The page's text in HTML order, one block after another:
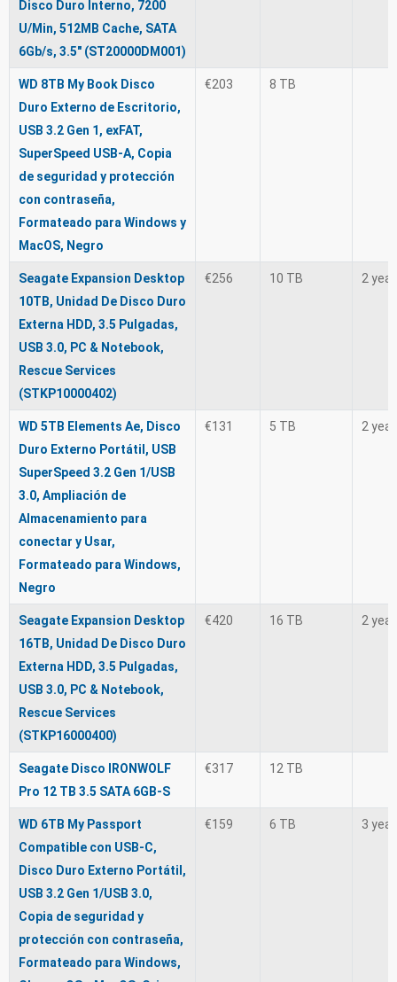
Disco Duro Interno, 7200
U/Min, 512MB Cache, SATA
6Gb/s, 3.5" (ST20000DM001)
WD 8TB My Book Disco
Duro Externo de Escritorio,
USB 3.2 Gen 1, exFAT,
SuperSpeed USB-A, Copia
de seguridad y protección
con contraseña,
Formateado para Windows y
MacOS, Negro
€203 8 TB
Seagate Expansion Desktop
10TB, Unidad De Disco Duro
Externa HDD, 3.5 Pulgadas,
USB 3.0, PC & Notebook,
Rescue Services
(STKP10000402)
€256 10 TB 2
WD 5TB Elements Ae, Disco
Duro Externo Portátil, USB
SuperSpeed 3.2 Gen 1/USB
3.0, Ampliación de
Almacenamiento para
conectar y Usar,
Formateado para Windows,
Negro
€131 5 TB 2
Seagate Expansion Desktop
16TB, Unidad De Disco Duro
Externa HDD, 3.5 Pulgadas,
USB 3.0, PC & Notebook,
Rescue Services
(STKP16000400)
€420 16 TB 2
Seagate Disco IRONWOLF
Pro 12 TB 3.5 SATA 6GB-S
€317 12 TB
WD 6TB My Passport
Compatible con USB-C,
Disco Duro Externo Portátil,
USB 3.2 Gen 1/USB 3.0,
Copia de seguridad y
protección con contraseña,
Formateado para Windows,
€159 6 TB 3